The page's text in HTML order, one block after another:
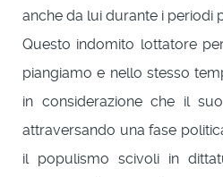
anche da lui durante i periodi
Questo indomito lottatore
piangiamo e nello stesso
in considerazione che il
attraversando una fase
il populismo scivoli in